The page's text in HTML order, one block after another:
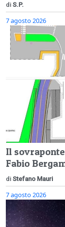
di S.P.
7 agosto 2026
Il
Fabio
di Stefano Mauri
7 agosto 2026